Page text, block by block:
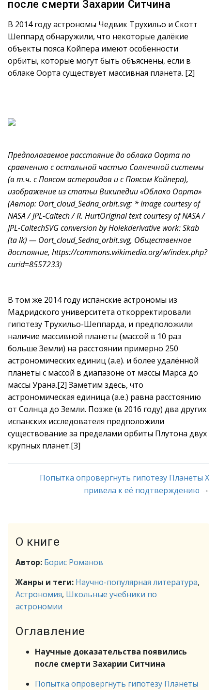
после смерти Захарии Ситчина
В 2014 году астрономы Чедвик Трухильо и Скотт
Шеппард обнаружили, что некоторые далёкие
объекты пояса Койпера имеют особенности
орбиты, которые могут быть объяснены, если в
облаке Оорта существует массивная планета. [2]
Предполагаемое расстояние до облака Оорта по
сравнению с остальной частью Солнечной системы
(в т.ч. с Поясом астероидов и с Поясом Койпера),
изображение из статьи Википедии «Облако Оорта»
(Автор: Oort_cloud_Sedna_orbit.svg: * Image courtesy of
NASA / JPL-Caltech / R. HurtOriginal text courtesy of NASA /
JPL-CaltechSVG conversion by Holekderivative work: Skab
(ta lk) — Oort_cloud_Sedna_orbit.svg, Общественное
достояние, https://commons.wikimedia.org/w/index.php?
curid=8557233)
В том же 2014 году испанские астрономы из
Мадридского университета откорректировали
гипотезу Трухильо-Шеппарда, и предположили
наличие массивной планеты (массой в 10 раз
больше Земли) на расстоянии примерно 250
астрономических единиц (а.е). и более удалённой
планеты с массой в диапазоне от массы Марса до
массы Урана.[2] Заметим здесь, что
астрономическая единица (а.е.) равна расстоянию
от Солнца до Земли. Позже (в 2016 году) два других
испанских исследователя предположили
существование за пределами орбиты Плутона двух
крупных планет.[3]
Попытка опровергнуть гипотезу Планеты Х
привела к её подтверждению →
О книге
Автор: Борис Романов
Жанры и теги: Научно-популярная литература,
Астрономия, Школьные учебники по
астрономии
Оглавление
Научные доказательства появились
после смерти Захарии Ситчина
Попытка опровергнуть гипотезу Планеты